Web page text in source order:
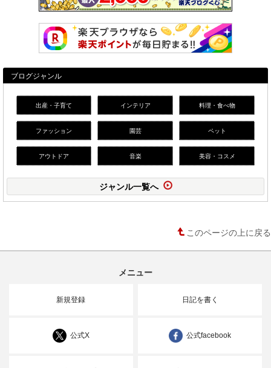
ブログジャンル
出産・子育て インテリア 料理・食べ物
ファッション 園芸 ペット
アウトドア 音楽 美容・コスメ
ジャンル一覧へ
このページの上に戻る
メニュー
新規登録 日記を書く
公式X 公式facebook